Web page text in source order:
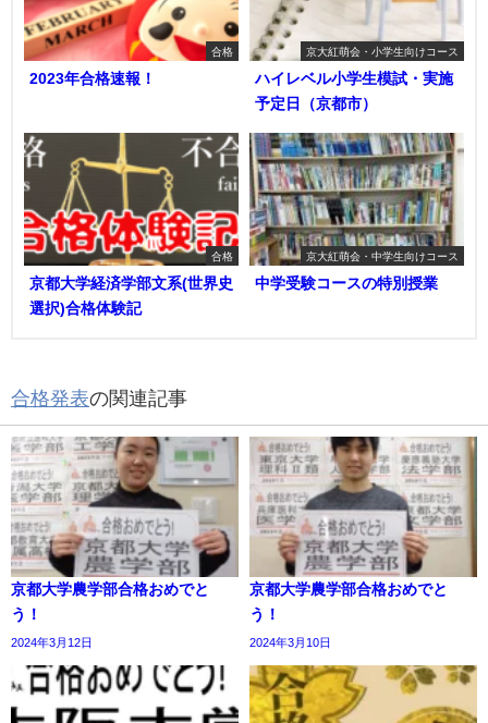
合格
2023年合格速報！
京大紅萌会・小学生向けコース
ハイレベル小学生模試・実施
予定日（京都市）
合格
京都大学経済学部文系(世界史
選択)合格体験記
京大紅萌会・中学生向けコース
中学受験コースの特別授業
合格発表の関連記事
京都大学農学部合格おめでと
う！
2024年3月12日
京都大学農学部合格おめでと
う！
2024年3月10日